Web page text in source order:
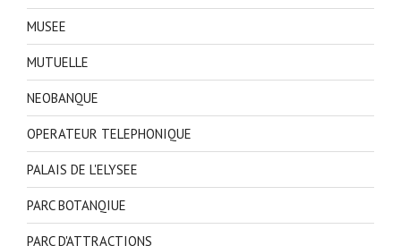
MUSEE
MUTUELLE
NEOBANQUE
OPERATEUR TELEPHONIQUE
PALAIS DE L'ELYSEE
PARC BOTANQIUE
PARC D'ATTRACTIONS